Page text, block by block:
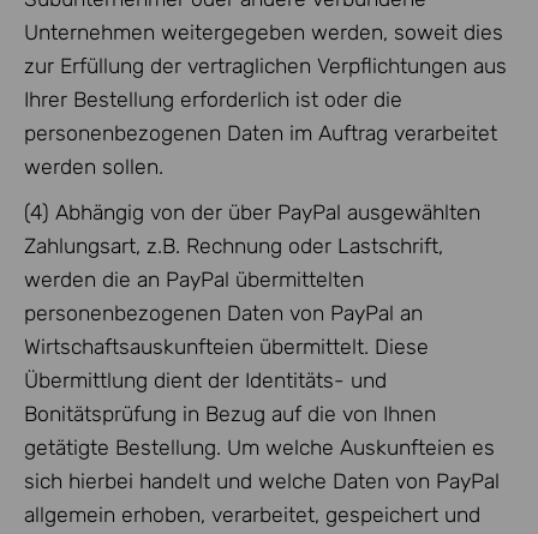
Unternehmen weitergegeben werden, soweit dies
zur Erfüllung der vertraglichen Verpflichtungen aus
Ihrer Bestellung erforderlich ist oder die
personenbezogenen Daten im Auftrag verarbeitet
werden sollen.
(4) Abhängig von der über PayPal ausgewählten
Zahlungsart, z.B. Rechnung oder Lastschrift,
werden die an PayPal übermittelten
personenbezogenen Daten von PayPal an
Wirtschaftsauskunfteien übermittelt. Diese
Übermittlung dient der Identitäts- und
Bonitätsprüfung in Bezug auf die von Ihnen
getätigte Bestellung. Um welche Auskunfteien es
sich hierbei handelt und welche Daten von PayPal
allgemein erhoben, verarbeitet, gespeichert und